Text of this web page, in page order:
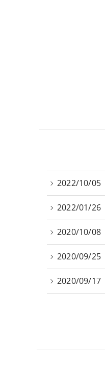
2022/10/05
2022/01/26
2020/10/08
2020/09/25
2020/09/17